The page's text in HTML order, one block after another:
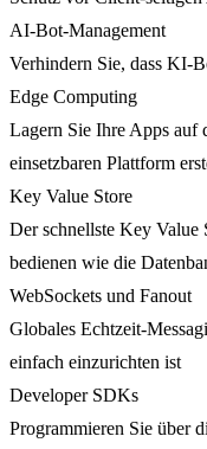
AI-Bot-Management
Verhindern Sie, dass KI-
Edge Computing
Lagern Sie Ihre Apps auf
einsetzbaren Plattform
Key Value Store
Der schnellste Key Value
bedienen wie die
WebSockets und Fanout
Globales Echtzeit-
einfach einzurichten ist
Developer SDKs
Programmieren Sie über